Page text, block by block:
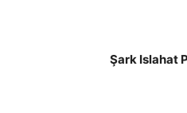
Şark Islahat